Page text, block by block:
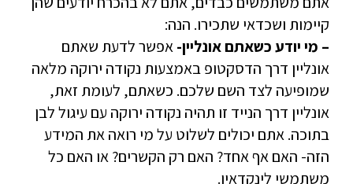
קיימות ושכדאי שתכירו. הנה:
– מי יודע כשאתם אונליין-אפשר לדעת שאתם
אונליין דרך הדסקטופ באמצעות נקודה ירוקה מלאה
שמופיעה לצד השם שלכם. כשאתם, לעומת זאת,
אונליין דרך הנייד זו תהיה נקודה ירוקה עם עיגול לבן
בתוכה. אתם יכולים לשלוט על מי רואה את המידע
הזה- האם אף אחד? האם רק הקשרים? או האם כל
משתמשי לינקדאין.